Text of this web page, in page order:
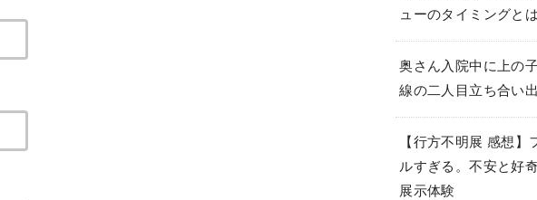
ューのタイミングとは
奥さん入院中に上の
線の二人目立ち合い
【行方不明展 感想
ルすぎる。不安と好
展示体験